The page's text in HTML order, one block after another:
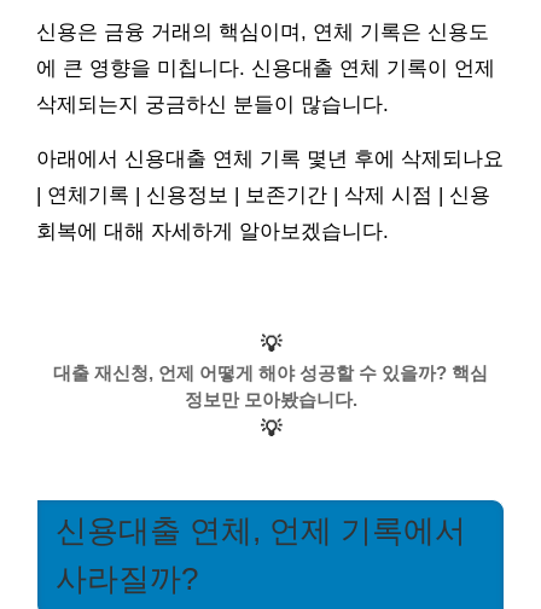
신용은 금융 거래의 핵심이며, 연체 기록은 신용도
에 큰 영향을 미칩니다. 신용대출 연체 기록이 언제
삭제되는지 궁금하신 분들이 많습니다.
아래에서 신용대출 연체 기록 몇년 후에 삭제되나요
| 연체기록 | 신용정보 | 보존기간 | 삭제 시점 | 신용
회복에 대해 자세하게 알아보겠습니다.
💡
대출 재신청, 언제 어떻게 해야 성공할 수 있을까? 핵심
정보만 모아봤습니다.
💡
신용대출 연체, 언제 기록에서
사라질까?